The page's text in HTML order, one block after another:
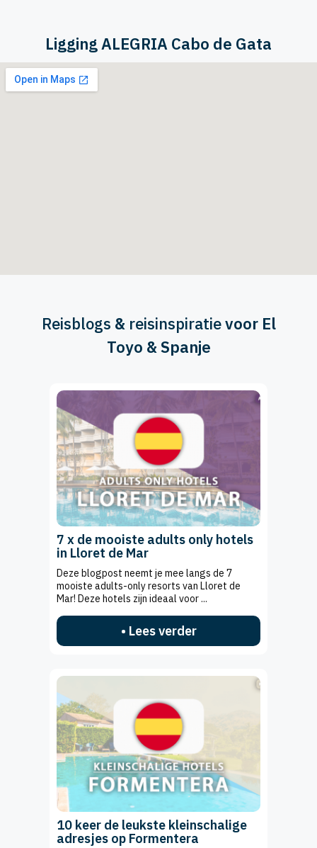
Ligging ALEGRIA Cabo de Gata
Reisblogs & reisinspiratievoor El
Toyo & Spanje
7 x de mooiste adults only hotels
in Lloret de Mar
Deze blogpost neemt je mee langs de 7
mooiste adults-only resorts van Lloret de
Mar! Deze hotels zijn ideaal voor ...
• Lees verder
10 keer de leukste kleinschalige
adresjes op Formentera